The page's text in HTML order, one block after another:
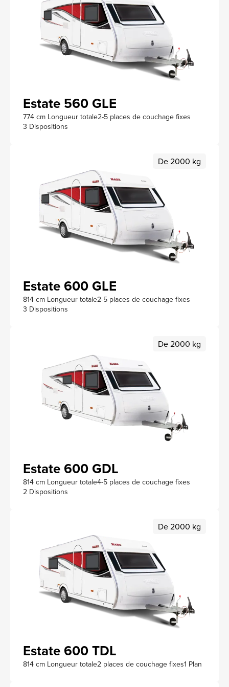
Estate 560 GLE
774 cm Longueur totale2-5 places de couchage fixes
3 Dispositions
De 2000 kg
Estate 600 GLE
814 cm Longueur totale2-5 places de couchage fixes
3 Dispositions
De 2000 kg
Estate 600 GDL
814 cm Longueur totale4-5 places de couchage fixes
2 Dispositions
De 2000 kg
Estate 600 TDL
814 cm Longueur totale2 places de couchage fixes1 Plan